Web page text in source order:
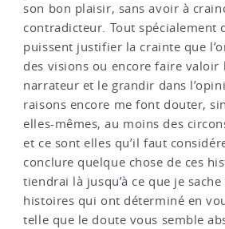
son bon plaisir, sans avoir à
contradicteur. Tout spécialement
puissent justifier la crainte que
des visions ou encore faire valoir
narrateur et le grandir dans
raisons encore me font douter,
elles-mêmes, au moins des
et ce sont elles qu’il faut
conclure quelque chose de ces
tiendrai là jusqu’à ce que je
histoires qui ont déterminé en
telle que le doute vous semble